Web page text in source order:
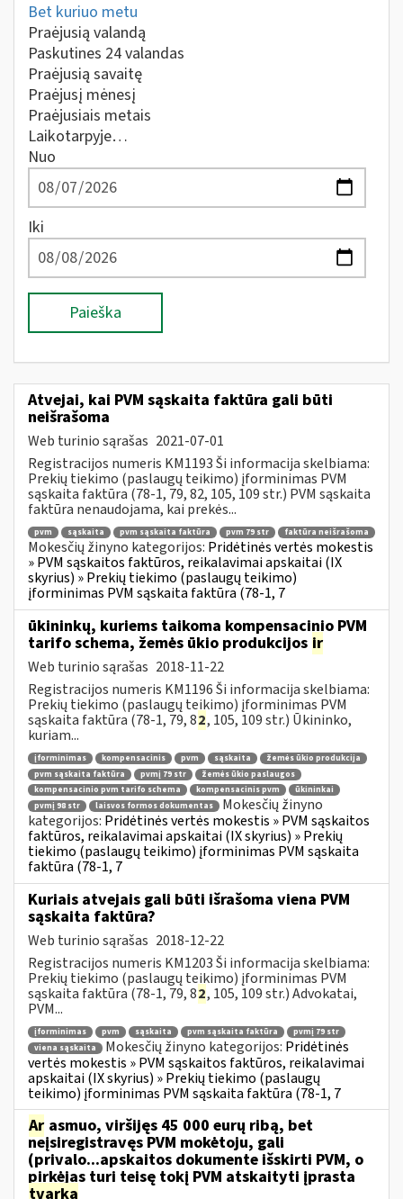
Bet kuriuo metu
Praėjusią valandą
Paskutines 24 valandas
Praėjusią savaitę
Praėjusį mėnesį
Praėjusiais metais
Laikotarpyje…
Nuo
Iki
Paieška
Atvejai, kai PVM sąskaita faktūra gali būti
neišrašoma
Web turinio sąrašas 2021-07-01
Registracijos numeris KM1193 Ši informacija skelbiama:
Prekių tiekimo (paslaugų teikimo) įforminimas PVM
sąskaita faktūra (78-1, 79, 82, 105, 109 str.) PVM sąskaita
faktūra nenaudojama, kai prekės...
pvm sąskaita pvm sąskaita faktūra pvm 79 str faktūra neišrašoma
Mokesčių žinyno kategorijos: Pridėtinės vertės mokestis
» PVM sąskaitos faktūros, reikalavimai apskaitai (IX
skyrius) » Prekių tiekimo (paslaugų teikimo)
įforminimas PVM sąskaita faktūra (78-1, 7
ūkininkų, kuriems taikoma kompensacinio PVM
tarifo schema, žemės ūkio produkcijos ir
Web turinio sąrašas 2018-11-22
Registracijos numeris KM1196 Ši informacija skelbiama:
Prekių tiekimo (paslaugų teikimo) įforminimas PVM
sąskaita faktūra (78-1, 79, 82, 105, 109 str.) Ūkininko,
kuriam...
įforminimas kompensacinis pvm sąskaita
žemės ūkio produkcija
pvm sąskaita faktūra
pvmį 79 str
žemės ūkio paslaugos
kompensacinio pvm tarifo schema
kompensacinis pvm
ūkininkai
pvmį 98 str
laisvos formos dokumentas
Mokesčių žinyno
kategorijos: Pridėtinės vertės mokestis » PVM sąskaitos
faktūros, reikalavimai apskaitai (IX skyrius) » Prekių
tiekimo (paslaugų teikimo) įforminimas PVM sąskaita
faktūra (78-1, 7
Kuriais atvejais gali būti išrašoma viena PVM
sąskaita faktūra?
Web turinio sąrašas 2018-12-22
Registracijos numeris KM1203 Ši informacija skelbiama:
Prekių tiekimo (paslaugų teikimo) įforminimas PVM
sąskaita faktūra (78-1, 79, 82, 105, 109 str.) Advokatai,
PVM...
įforminimas pvm sąskaita pvm sąskaita faktūra
pvmį 79 str
viena sąskaita
Mokesčių žinyno kategorijos: Pridėtinės
vertės mokestis » PVM sąskaitos faktūros, reikalavimai
apskaitai (IX skyrius) » Prekių tiekimo (paslaugų
teikimo) įforminimas PVM sąskaita faktūra (78-1, 7
Ar asmuo, viršijęs 45 000 eurų ribą, bet
neįsiregistravęs PVM mokėtoju, gali
(privalo...apskaitos dokumente išskirti PVM, o
pirkėjas turi teisę tokį PVM atskaityti įprasta
tvarka